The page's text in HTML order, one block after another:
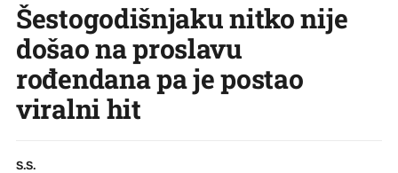
Šestogodišnjaku nitko nije
došao na proslavu
rođendana pa je postao
viralni hit
S.S.